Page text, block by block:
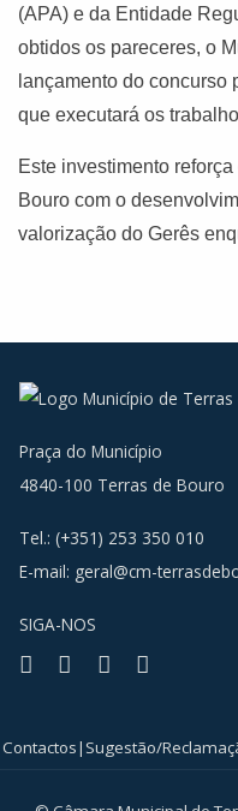
(APA) e da Entidade
obtidos os pareceres, o
lançamento do concurso
que executará os
Este investimento
Bouro com o
valorização do Gerês
Praça do Município
4840-100 Terras de Bouro
Tel.: (+351) 253 350 010
E-mail: geral@cm-
SIGA-NOS
Contactos| Sugestão/